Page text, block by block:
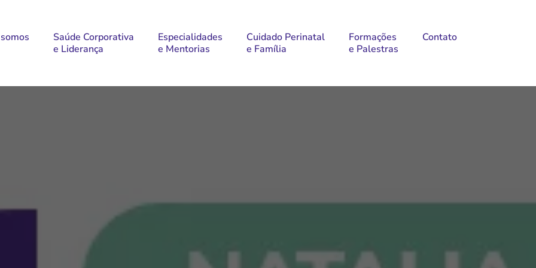
Saúde Corporativa
e Liderança
Especialidades
e Mentorias
Cuidado Perinatal
e Família
Formações
e Palestras
Contato